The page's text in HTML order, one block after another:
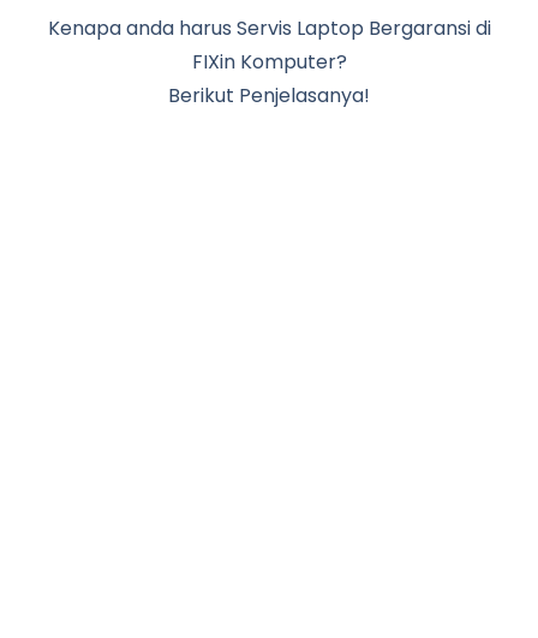
Kenapa anda harus Servis Laptop Bergaransi di
FIXin Komputer?
Berikut Penjelasanya!